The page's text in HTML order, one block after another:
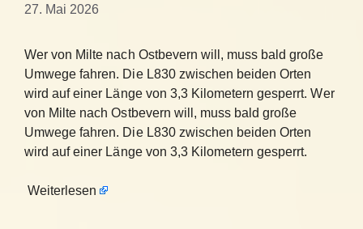
27. Mai 2026
Wer von Milte nach Ostbevern will, muss bald große
Umwege fahren. Die L830 zwischen beiden Orten
wird auf einer Länge von 3,3 Kilometern gesperrt. Wer
von Milte nach Ostbevern will, muss bald große
Umwege fahren. Die L830 zwischen beiden Orten
wird auf einer Länge von 3,3 Kilometern gesperrt.
Weiterlesen